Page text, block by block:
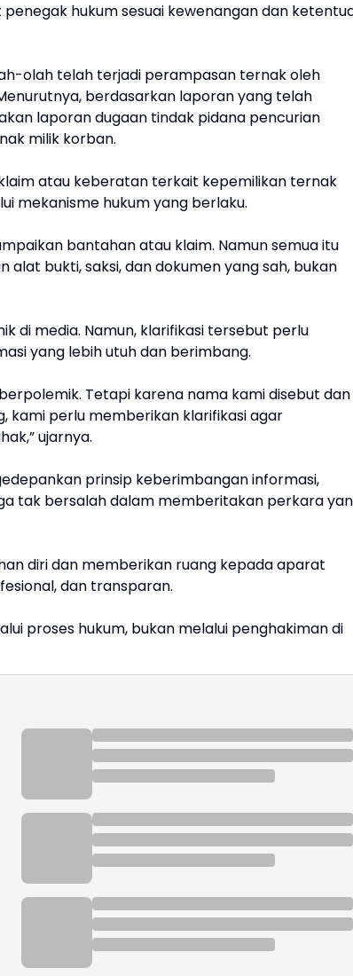
hukum sesuai kewenangan dan
olah telah terjadi perampasan ternak oleh
berdasarkan laporan yang telah
laporan dugaan tindak pidana pencurian
milik korban.
atau keberatan terkait kepemilikan ternak
mekanisme hukum yang berlaku.
bantahan atau klaim. Namun semua itu
alat bukti, saksi, dan dokumen yang sah, bukan
di media. Namun, klarifikasi tersebut perlu
yang lebih utuh dan berimbang.
Tetapi karena nama kami disebut dan
kami perlu memberikan klarifikasi agar
ujarnya.
prinsip keberimbangan informasi,
tak bersalah dalam memberitakan perkara
diri dan memberikan ruang kepada aparat
dan transparan.
proses hukum, bukan melalui penghakiman di